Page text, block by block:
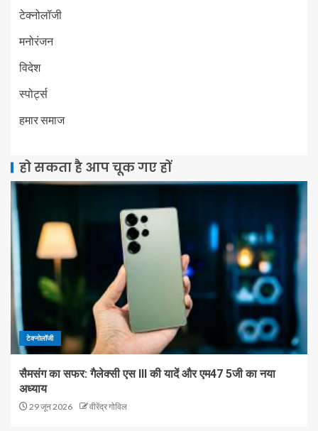
टेक्नोलॉजी
मनोरंजन
विदेश
स्पोर्ट्स
हमार समाज
हो सकता है आप चूक गए हों
टेक्नोलॉजी
सैमसंग का सफर: गैलेक्सी एस III की यादें और एम47 5जी का नया
अध्याय
29 जून 2026 वीरेंद्र गोविल